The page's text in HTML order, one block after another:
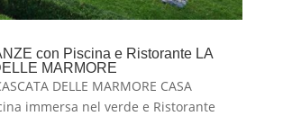
con Piscina e Ristorante LA
MARMORE
DELLE MARMORE CASA
immersa nel verde e Ristorante